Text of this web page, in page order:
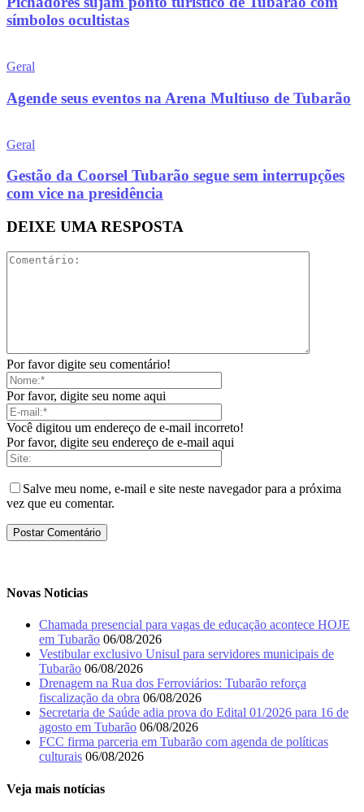
símbolos ocultistas
Geral
Agende seus eventos na Arena Multiuso de Tubarão
Geral
Gestão da Coorsel Tubarão segue sem interrupções
com vice na presidência
DEIXE UMA RESPOSTA
Por favor digite seu comentário!
Por favor, digite seu nome aqui
Você digitou um endereço de e-mail incorreto!
Por favor, digite seu endereço de e-mail aqui
Salve meu nome, e-mail e site neste navegador para a próxima
vez que eu comentar.
Novas Noticias
Chamada presencial para vagas de educação acontece HOJE
em Tubarão 06/08/2026
Vestibular exclusivo Unisul para servidores municipais de
Tubarão 06/08/2026
Drenagem na Rua dos Ferroviários: Tubarão reforça
fiscalização da obra 06/08/2026
Secretaria de Saúde adia prova do Edital 01/2026 para 16 de
agosto em Tubarão 06/08/2026
FCC firma parceria em Tubarão com agenda de políticas
culturais 06/08/2026
Veja mais notícias